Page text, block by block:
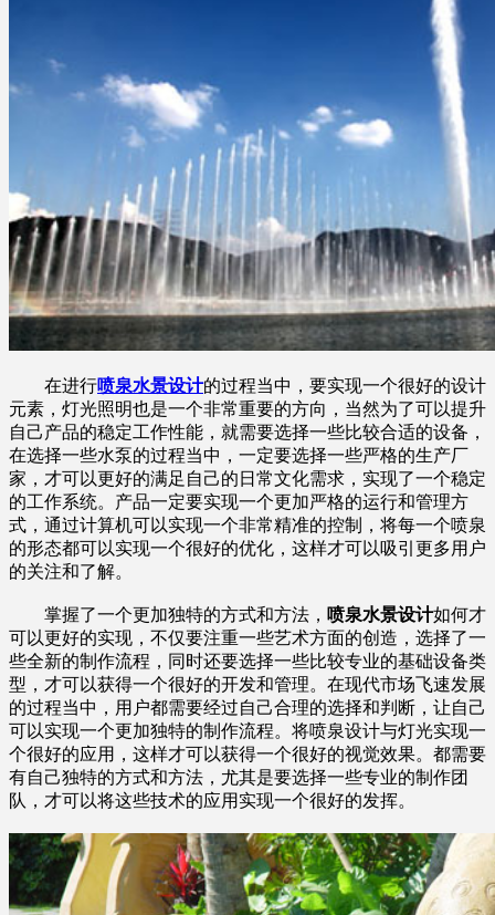
在进行喷泉水景设计的过程当中，要实现一个很好的设计
元素，灯光照明也是一个非常重要的方向，当然为了可以提升
自己产品的稳定工作性能，就需要选择一些比较合适的设备，
在选择一些水泵的过程当中，一定要选择一些严格的生产厂
家，才可以更好的满足自己的日常文化需求，实现了一个稳定
的工作系统。产品一定要实现一个更加严格的运行和管理方
式，通过计算机可以实现一个非常精准的控制，将每一个喷泉
的形态都可以实现一个很好的优化，这样才可以吸引更多用户
的关注和了解。
掌握了一个更加独特的方式和方法， 喷泉水景设计如何才
可以更好的实现，不仅要注重一些艺术方面的创造，选择了一
些全新的制作流程，同时还要选择一些比较专业的基础设备类
型，才可以获得一个很好的开发和管理。在现代市场飞速发展
的过程当中，用户都需要经过自己合理的选择和判断，让自己
可以实现一个更加独特的制作流程。将喷泉设计与灯光实现一
个很好的应用，这样才可以获得一个很好的视觉效果。都需要
有自己独特的方式和方法，尤其是要选择一些专业的制作团
队，才可以将这些技术的应用实现一个很好的发挥。